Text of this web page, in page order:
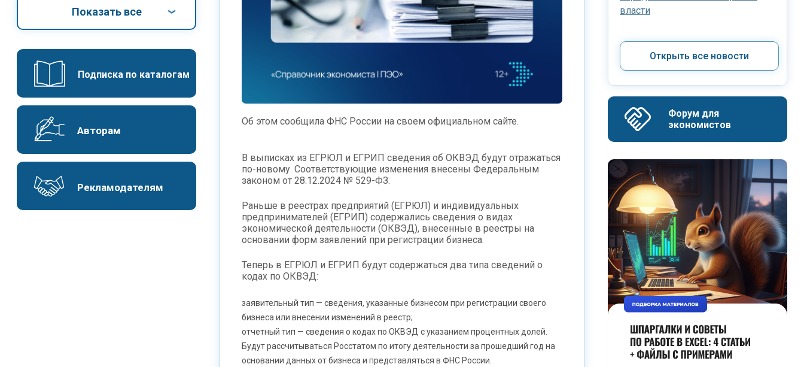
Показать все
Подписка по каталогам
Авторам
Рекламодателям
Об этом сообщила ФНС России на своем официальном сайте.
В выписках из ЕГРЮЛ и ЕГРИП сведения об ОКВЭД будут отражаться
по-новому. Соответствующие изменения внесены Федеральным
законом от 28.12.2024 № 529-ФЗ.
Раньше в реестрах предприятий (ЕГРЮЛ) и индивидуальных
предпринимателей (ЕГРИП) содержались сведения о видах
экономической деятельности (ОКВЭД), внесенные в реестры на
основании форм заявлений при регистрации бизнеса.
Теперь в ЕГРЮЛ и ЕГРИП будут содержаться два типа сведений о
кодах по ОКВЭД:
заявительный тип — сведения, указанные бизнесом при регистрации своего
бизнеса или внесении изменений в реестр;
отчетный тип — сведения о кодах по ОКВЭД с указанием процентных долей.
Будут рассчитываться Росстатом по итогу деятельности за прошедший год на
основании данных от бизнеса и представляться в ФНС России.
власти
Открыть все новости
Форум для
экономистов